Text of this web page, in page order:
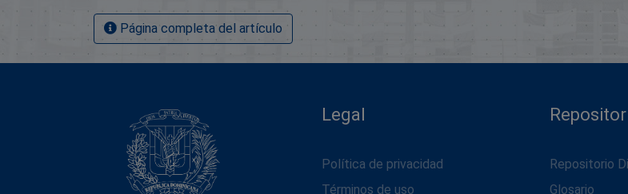
Página completa del artículo
Legal
Política de privacidad
Términos de uso
Repositorio
Glosario